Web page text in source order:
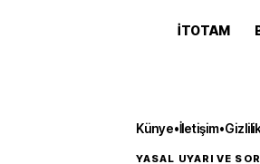
İTOTAM
Künye•İletişim•
YASAL UYARI VE